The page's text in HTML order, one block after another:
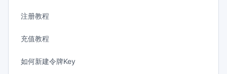
注册教程
充值教程
如何新建令牌Key